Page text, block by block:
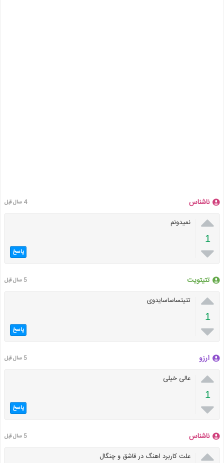
ناشناس 4 سال قبل

1

نمیدونم
پاسخ
تتیتویت 5 سال قبل

1

تتیتساساسایدوی
پاسخ
ارزو 5 سال قبل

1

عالی خیلی
پاسخ
ناشناس 5 سال قبل
 علت کاربرد اهنگ در قاشق و چنگال